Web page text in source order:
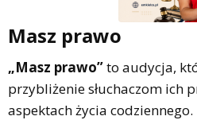
Masz prawo
„Masz prawo”to audycja,
przybliżenie słuchaczom ich
aspektach życia